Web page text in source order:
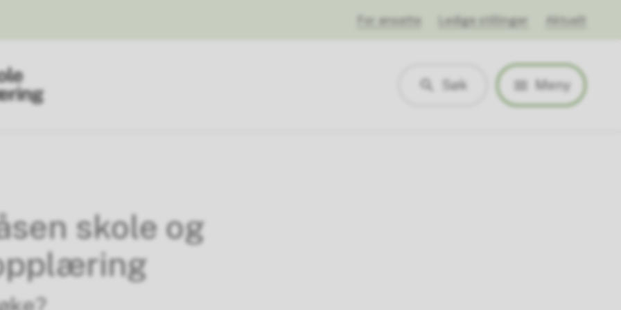
For ansatte Ledige stillinger Aktuelt
Søk Meny
skole og